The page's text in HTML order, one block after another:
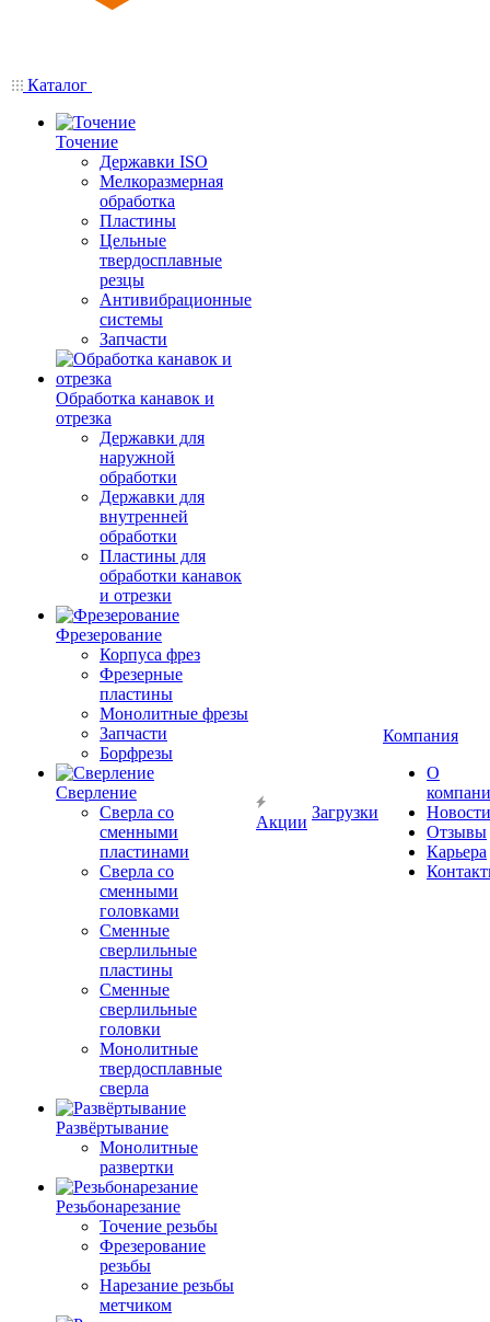
Каталог
Точение
Державки ISO
Мелкоразмерная
обработка
Пластины
Цельные
твердосплавные
резцы
Антивибрационные
системы
Запчасти
Обработка канавок и
отрезка
Державки для
наружной
обработки
Державки для
внутренней
обработки
Пластины для
обработки канавок
и отрезки
Фрезерование
Корпуса фрез
Фрезерные
пластины
Монолитные фрезы
Запчасти
Борфрезы
Сверление
Сверла со
сменными
пластинами
Сверла со
сменными
головками
Сменные
сверлильные
пластины
Сменные
сверлильные
головки
Монолитные
твердосплавные
сверла
Развёртывание
Монолитные
развертки
Резьбонарезание
Точение резьбы
Фрезерование
резьбы
Нарезание резьбы
метчиком
Акции
Загрузки
Компания
О
Новости
Отзывы
Карьера